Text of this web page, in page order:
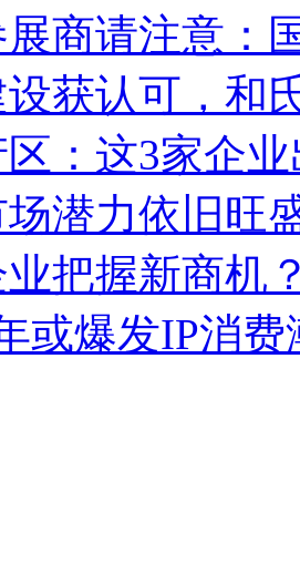
商请注意：
获认可，和
：这3家企
潜力依旧旺
把握新商机
或爆发IP消